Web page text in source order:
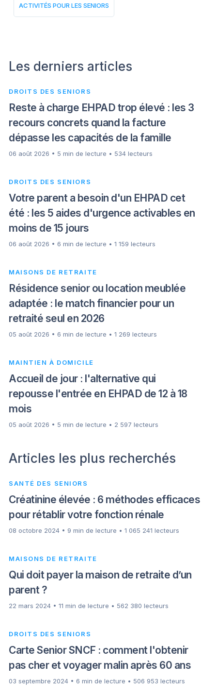
ACTIVITÉS POUR LES SENIORS
Les derniers articles
DROITS DES SENIORS
Reste à charge EHPAD trop élevé : les 3
recours concrets quand la facture
dépasse les capacités de la famille
06 août 2026 • 5 min de lecture • 534 lecteurs
DROITS DES SENIORS
Votre parent a besoin d'un EHPAD cet
été : les 5 aides d'urgence activables en
moins de 15 jours
06 août 2026 • 6 min de lecture • 1 159 lecteurs
MAISONS DE RETRAITE
Résidence senior ou location meublée
adaptée : le match financier pour un
retraité seul en 2026
05 août 2026 • 6 min de lecture • 1 269 lecteurs
MAINTIEN À DOMICILE
Accueil de jour : l'alternative qui
repousse l'entrée en EHPAD de 12 à 18
mois
05 août 2026 • 5 min de lecture • 2 597 lecteurs
Articles les plus recherchés
SANTÉ DES SENIORS
Créatinine élevée : 6 méthodes efficaces
pour rétablir votre fonction rénale
08 octobre 2024 • 9 min de lecture • 1 065 241 lecteurs
MAISONS DE RETRAITE
Qui doit payer la maison de retraite d’un
parent ?
22 mars 2024 • 11 min de lecture • 562 380 lecteurs
DROITS DES SENIORS
Carte Senior SNCF : comment l'obtenir
pas cher et voyager malin après 60 ans
03 septembre 2024 • 6 min de lecture • 506 953 lecteurs